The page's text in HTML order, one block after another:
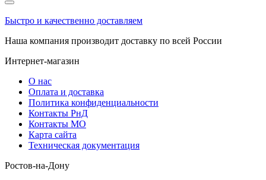
Быстро и качественно доставляем
Наша компания производит доставку по всей России
Интернет-магазин
О нас
Оплата и доставка
Политика конфиденциальности
Контакты РнД
Контакты МО
Карта сайта
Техническая документация
Ростов-на-Дону